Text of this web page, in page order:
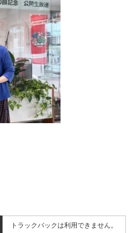
トラックバックは利用できません。